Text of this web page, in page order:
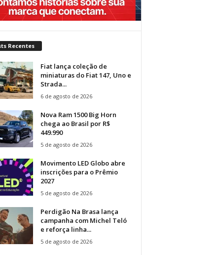
Recentes
Fiat lança coleção de
miniaturas do Fiat 147, Uno e
Strada...
6 de agosto de 2026
Nova Ram 1500 Big Horn
chega ao Brasil por R$
449.990
5 de agosto de 2026
Movimento LED Globo abre
inscrições para o Prêmio
2027
5 de agosto de 2026
Perdigão Na Brasa lança
campanha com Michel Teló
e reforça linha...
5 de agosto de 2026